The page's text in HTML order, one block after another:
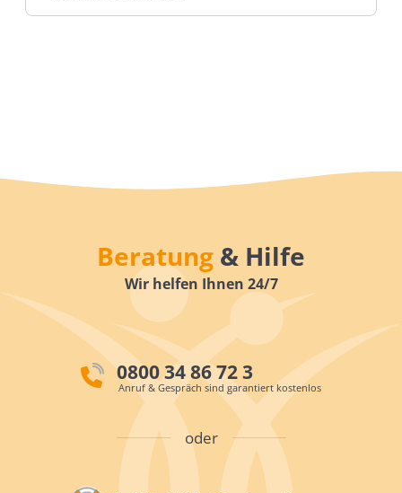
Beratung & Hilfe
Wir helfen Ihnen 24/7
0800 34 86 72 3
Anruf & Gespräch sind garantiert kostenlos
oder